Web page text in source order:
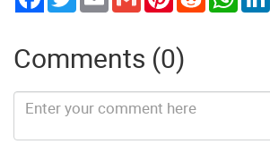
Comments (0)